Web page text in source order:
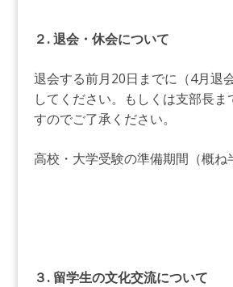
２. 退会・休会について
退会する前月20日までに（4月退
してください。もしくは支部長
すのでご了承ください。
高校・大学受験の準備期間（概
３. 留学生の文化交流について